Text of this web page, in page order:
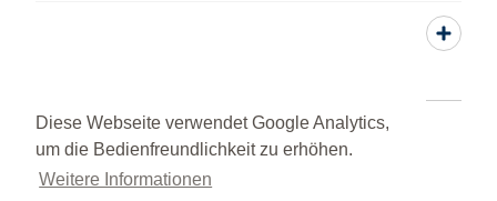
Diese Webseite verwendet Google Analytics,
um die Bedienfreundlichkeit zu erhöhen.
Weitere Informationen
Öffnungszeiten der Geschäftsstelle Adressen
Barrierefreiheitserklärung